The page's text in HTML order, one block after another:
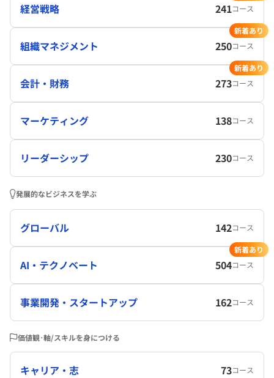
経営戦略 241コース
組織マネジメント 250コース
新着あり
会計・財務 273コース
新着あり
マーケティング 138コース
リーダーシップ 230コース
発展的なビジネスを学ぶ
グローバル 142コース
AI・テクノベート 504コース
新着あり
事業開発・スタートアップ 162コース
価値観･軸/スキルを身につける
キャリア・志 73コース